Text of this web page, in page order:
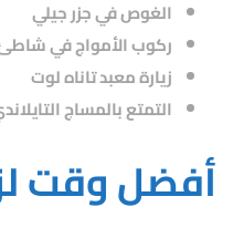
الغوص في جزر جيلي
ركوب الأمواج في
زيارة معبد تاناه لوت
التمتع بالمساج
أفضل وقت